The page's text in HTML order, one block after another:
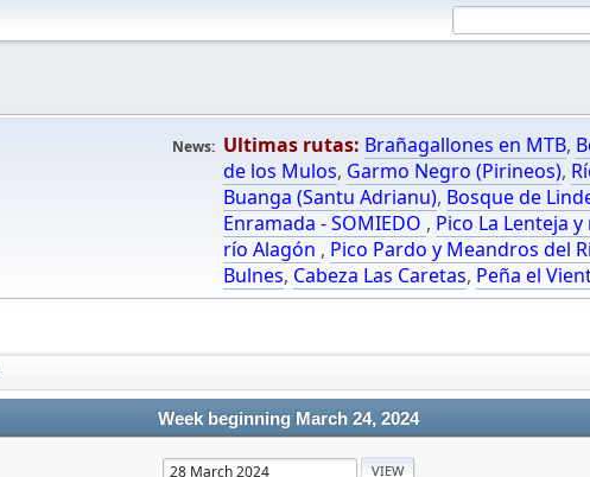
News: Ultimas rutas: Brañagallones en MTB,
de los Mulos, Garmo Negro (Pirineos),
Buanga (Santu Adrianu), Bosque de
Enramada - SOMIEDO , Pico La Lenteja
río Alagón , Pico Pardo y Meandros del
Bulnes, Cabeza Las Caretas, Peña el
Week beginning March 24, 2024